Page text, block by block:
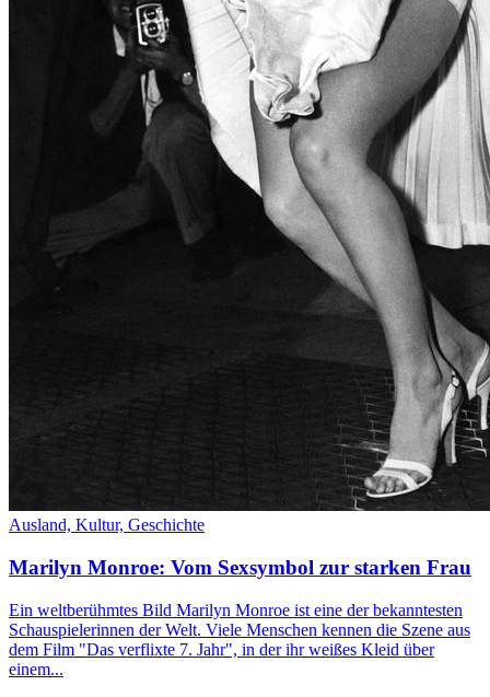
Ausland, Kultur, Geschichte
Marilyn Monroe: Vom Sexsymbol zur starken Frau
Ein weltberühmtes Bild Marilyn Monroe ist eine der bekanntesten
Schauspielerinnen der Welt. Viele Menschen kennen die Szene aus
dem Film "Das verflixte 7. Jahr", in der ihr weißes Kleid über
einem...